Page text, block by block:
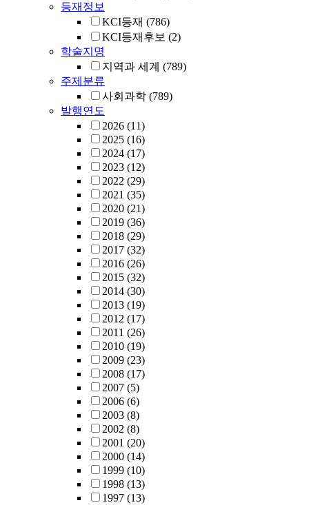
등재정보
KCI등재 (786)
KCI등재후보 (2)
학술지명
지역과 세계 (789)
주제분류
사회과학 (789)
발행연도
2026 (11)
2025 (16)
2024 (17)
2023 (12)
2022 (29)
2021 (35)
2020 (21)
2019 (36)
2018 (29)
2017 (32)
2016 (26)
2015 (32)
2014 (30)
2013 (19)
2012 (17)
2011 (26)
2010 (19)
2009 (23)
2008 (17)
2007 (5)
2006 (6)
2003 (8)
2002 (8)
2001 (20)
2000 (14)
1999 (10)
1998 (13)
1997 (13)